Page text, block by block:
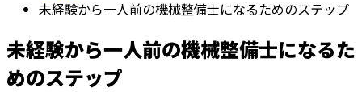
未経験から一人前の機械整備士になるためのステップ
未経験から一人前の機械整備士になるた
めのステップ